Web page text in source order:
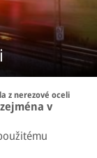
z nerezové oceli
v